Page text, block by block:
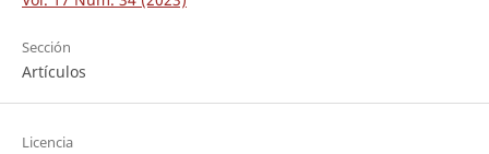
Sección
Artículos
Licencia